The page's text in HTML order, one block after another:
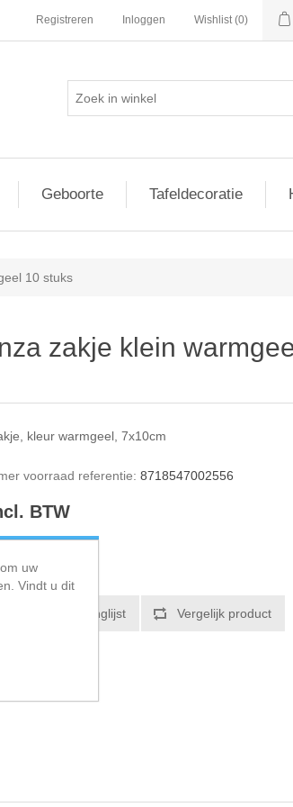
Registreren Inloggen Wishlist (0)
Geboorte Tafeldecoratie
10 stuks
zakje klein
kleur warmgeel, 7x10cm
voorraad referentie: 8718547002556
BTW
uw
Vindt u dit